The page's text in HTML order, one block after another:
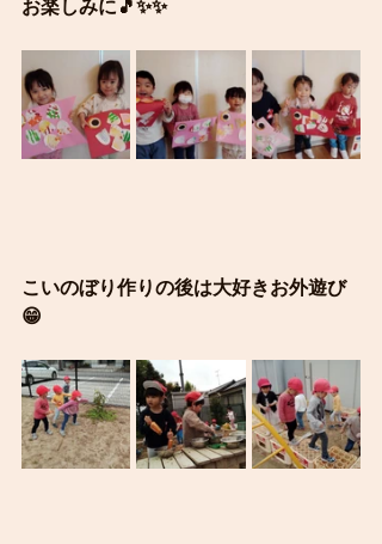
お楽しみに🎵✨✨
こいのぼり作りの後は大好きお外遊び
😁